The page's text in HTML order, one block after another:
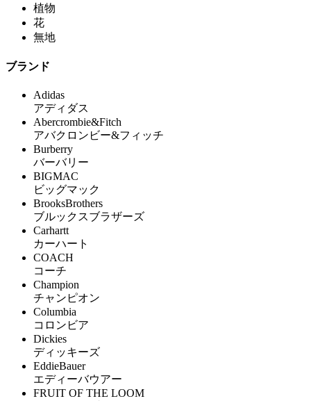
植物
花
無地
ブランド
Adidas
アディダス
Abercrombie&Fitch
アバクロンビー&フィッチ
Burberry
バーバリー
BIGMAC
ビッグマック
BrooksBrothers
ブルックスブラザーズ
Carhartt
カーハート
COACH
コーチ
Champion
チャンピオン
Columbia
コロンビア
Dickies
ディッキーズ
EddieBauer
エディーバウアー
FRUIT OF THE LOOM